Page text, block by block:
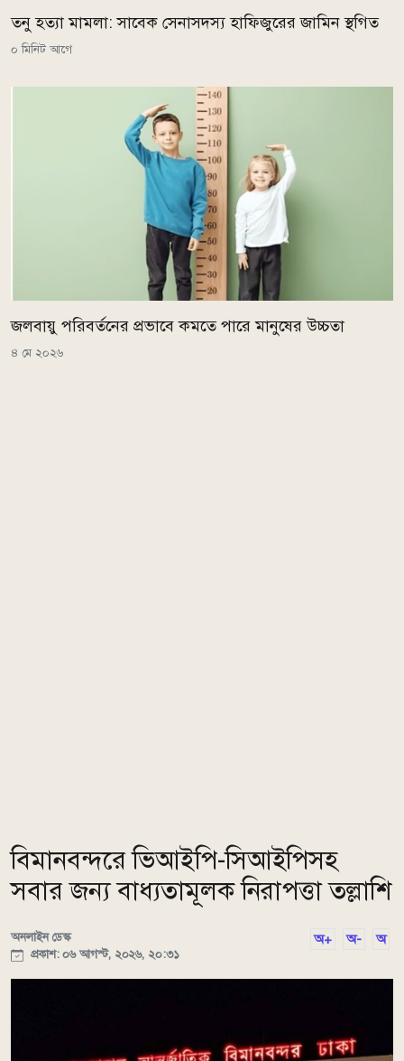
তনু হত্যা মামলা: সাবেক সেনাসদস্য হাফিজুরের জামিন স্থগিত
০ মিনিট আগে
জলবায়ু পরিবর্তনের প্রভাবে কমতে পারে মানুষের উচ্চতা
৪ মে ২০২৬
বিমানবন্দরে ভিআইপি-সিআইপিসহ
সবার জন্য বাধ্যতামূলক নিরাপত্তা তল্লাশি
অনলাইন ডেস্ক
প্রকাশ: ০৬ আগস্ট, ২০২৬, ২০:৩১
অ+ অ- অ